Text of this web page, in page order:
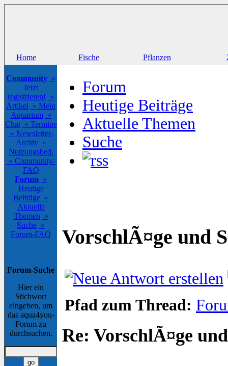
Home Fische Pflanzen
Community »
Jetzt
registrieren! »
Artikel » Mein
Aquarium »
Chat » Termine
» Newsletter-
Archiv »
Nutzungsbed.
» Community-
FAQ
Forum »
Heutige
Beiträge »
Aktuelle
Themen »
Suche »
Forum-FAQ
Forum-Suche
Hier ein
Stichwort
eingeben, um
das aqua4you-
Forum zu
durchsuchen.
Forum
Heutige Beiträge
Aktuelle Themen
Suche
VorschlÃ¤ge und
Pfad zum Thread:
Re: VorschlÃ¤ge